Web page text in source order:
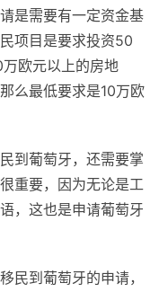
是需要有一定资金基
项目是要求投资50
欧元以上的房地
么最低要求是10万欧
到葡萄牙，还需要掌
重要，因为无论是工
，这也是申请葡萄牙
民到葡萄牙的申请，